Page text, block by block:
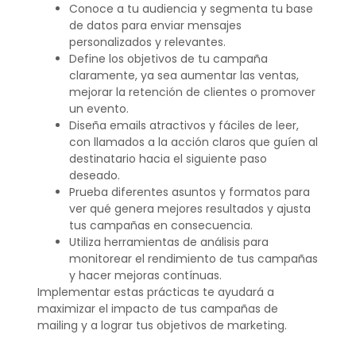
Conoce a tu audiencia y segmenta tu base
de datos para enviar mensajes
personalizados y relevantes.
Define los objetivos de tu campaña
claramente, ya sea aumentar las ventas,
mejorar la retención de clientes o promover
un evento.
Diseña emails atractivos y fáciles de leer,
con llamados a la acción claros que guíen al
destinatario hacia el siguiente paso
deseado.
Prueba diferentes asuntos y formatos para
ver qué genera mejores resultados y ajusta
tus campañas en consecuencia.
Utiliza herramientas de análisis para
monitorear el rendimiento de tus campañas
y hacer mejoras contínuas.
Implementar estas prácticas te ayudará a
maximizar el impacto de tus campañas de
mailing y a lograr tus objetivos de marketing.